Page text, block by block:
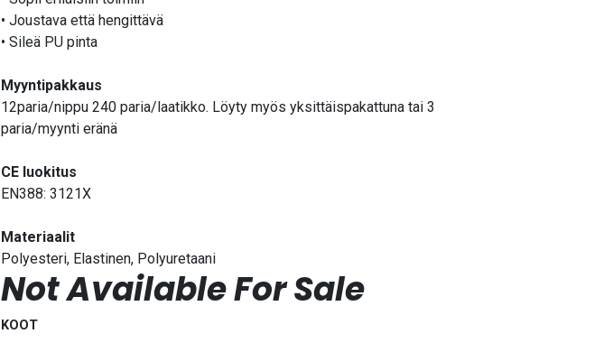
• Joustava että hengittävä
• Sileä PU pinta
Myyntipakkaus
12paria/nippu 240 paria/laatikko. Löyty myös yksittäispakattuna tai 3
paria/myynti eränä
CE luokitus
EN388: 3121X
Materiaalit
Polyesteri, Elastinen, Polyuretaani
Not Available For Sale
KOOT